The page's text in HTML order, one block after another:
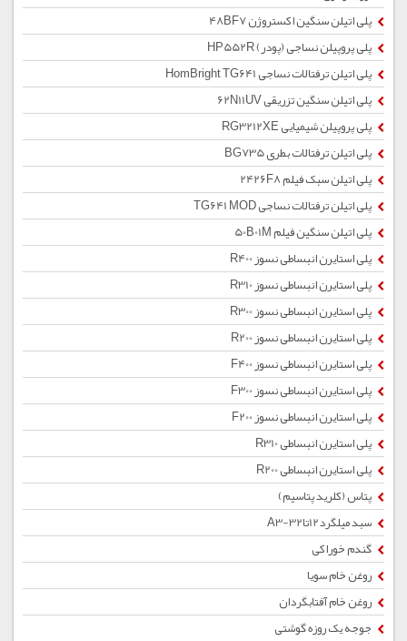
پلی اتیلن سنگین اکستروژن 48BF7
پلی پروپیلن نساجی (پودر) HP552R
پلی اتیلن ترفتالات نساجی HomBright TG641
پلی اتیلن سنگین تزریقی 62N11UV
پلی پروپیلن شیمیایی RG3212XE
پلی اتیلن ترفتالات بطری BG735
پلی اتیلن سبک فیلم 2426F8
پلی اتیلن ترفتالات نساجی TG641 MOD
پلی اتیلن سنگین فیلم 50B01M
پلی استایرن انبساطی نسوز R400
پلی استایرن انبساطی نسوز R310
پلی استایرن انبساطی نسوز R300
پلی استایرن انبساطی نسوز R200
پلی استایرن انبساطی نسوز F400
پلی استایرن انبساطی نسوز F300
پلی استایرن انبساطی نسوز F200
پلی استایرن انبساطی R310
پلی استایرن انبساطی R200
پتاس (کلرید پتاسیم)
سبد میلگرد12تا32-A3
گندم خوراکی
روغن خام سویا
روغن خام آفتابگردان
جوجه یک روزه گوشتی